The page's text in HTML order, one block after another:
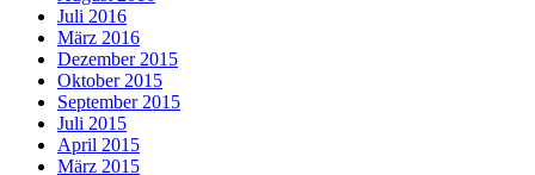
Juli 2016
März 2016
Dezember 2015
Oktober 2015
September 2015
Juli 2015
April 2015
März 2015